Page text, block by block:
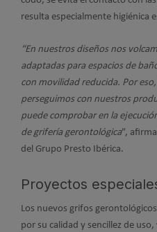
resulta especialmente higiénica
“En nuestros diseños nos
adaptadas para espacios de
con movilidad reducida. Por
perseguimos con nuestros
puede comprobar en la
de grifería gerontológica”,
del Grupo Presto Ibérica.
Proyectos
Los nuevos grifos
por su calidad y sencillez de